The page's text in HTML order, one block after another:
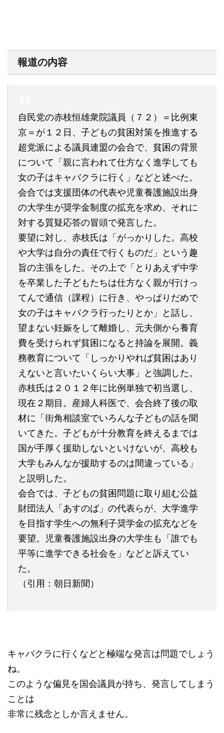
報道の内容
自民党の赤枝恒雄衆院議員（７２）＝比例東
京＝が１２日、子どもの貧困対策を推進する
超党派による議員連盟の会合で、貧困の背景
について「親に言われて仕方なく進学しても
女の子はキャバクラに行く」などと述べた。
会合では支援団体の代表や児童養護施設出身
の大学生が奨学金制度の拡充を求め、それに
対する質疑応答の冒頭で発言した。
要望に対し、赤枝氏は「がっかりした。高校
や大学は自分の責任で行くものだ」という趣
旨の主張をした。その上で「とりあえず中学
を卒業した子どもたちは仕方なく親が行けっ
てんで通信（課程）に行き、やっぱりだめで
女の子はキャバクラ行ったりとか」と話し、
望まない妊娠をして離婚し、元夫側から養育
費を受けられず貧困になると持論を展開。義
務教育について「しっかりやれば貧困はあり
えないと言いたいくらい大事」と強調した。
赤枝氏は２０１２年に比例単独で初当選し、
現在２期目。産婦人科医で、会合終了後の取
材に「街角相談室でいろんな子どもの話を聞
いてきた。子どもが十分教育を終えるまでは
国が手厚く援助しないといけないが、高校も
大学もみんなが援助するのは間違っている」
と説明した。
会合では、子どもの貧困問題に取り組む公益
財団法人「あすのば」の代表らが、大学進学
を目指す学生への無利子奨学金の拡充などを
要望。児童養護施設出身の大学生も「誰でも
平等に進学できる社会を」などと訴えてい
た。
（引用：朝日新聞）
キャバクラに行くなどと極端な発言は問題でしょう
ね。
このような偏見を国会議員が持ち、発言してしまう
ことは
非常に残念としか言えません。